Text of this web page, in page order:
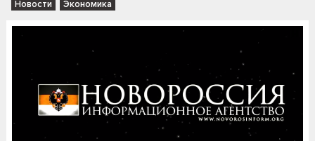
Новости Экономика